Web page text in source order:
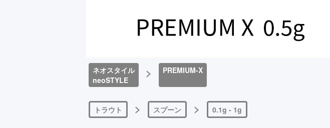
ネオスタイル
neoSTYLE
> PREMIUM-X
トラウト > スプーン > 0.1g - 1g